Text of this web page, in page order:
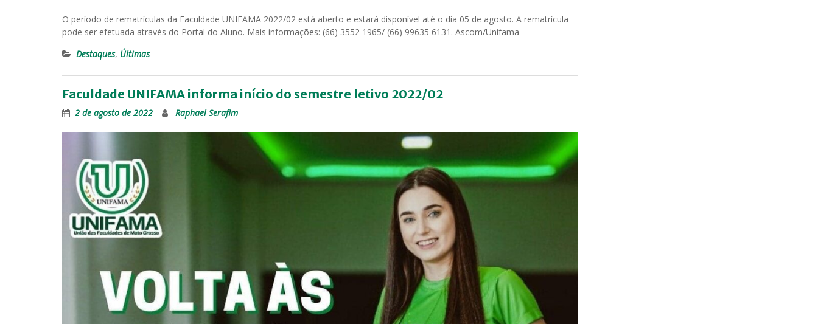
O período de rematrículas da Faculdade UNIFAMA 2022/02 está aberto e estará disponível até o dia 05 de agosto. A rematrícula
pode ser efetuada através do Portal do Aluno. Mais informações: (66) 3552 1965/ (66) 99635 6131. Ascom/Unifama
Destaques, Últimas
Faculdade UNIFAMA informa início do semestre letivo 2022/02
2 de agosto de 2022 Raphael Serafim